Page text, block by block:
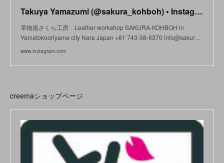
Takuya Yamazumi (@sakura_kohboh) • Instagram photos and videos
革物屋さくら工房 Leather workshop SAKURA-KOHBOH in
Yamatokooriyama city Nara Japan +81 743-58-6370 info@sakur…
www.instagram.com
creemaショップページ